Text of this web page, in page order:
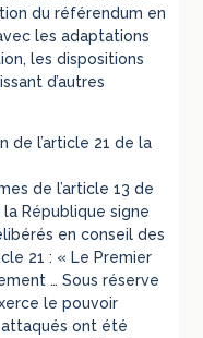
du référendum en
les adaptations
les dispositions
d’autres
de l’article 21 de la
de l’article 13 de
République signe
en conseil des
21 : « Le Premier
… Sous réserve
le pouvoir
ont été